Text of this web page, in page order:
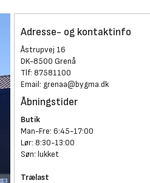
Adresse- og kontaktinfo
Åstrupvej 16
DK-8500 Grenå
Tlf: 87581100
Email: grenaa@bygma.dk
Åbningstider
Butik
Man-Fre: 6:45-17:00
Lør: 8:30-13:00
Søn: lukket
Trælast